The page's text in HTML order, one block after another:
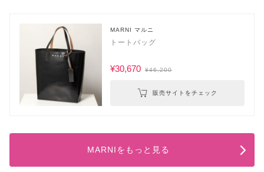
MARNI マルニ
トートバッグ
¥30,670 ¥46,200
販売サイトをチェック
MARNIをもっと見る